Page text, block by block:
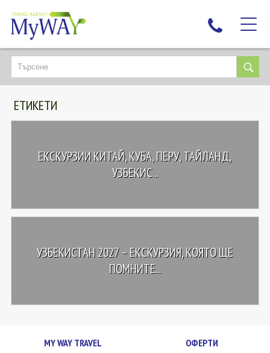
НАЙ-ТЪРСЕНИ
ДЕСТИНАЦИИ
ЕКЗОТИЧНИ ПОЧИВКИ
ЛЮБОПИТНО
КОНТАКТИ
ЕТИКЕТИ
ЕКСКУРЗИИ КИТАЙ, КУБА, ПЕРУ, ТАЙЛАНД,
УЗБЕКИС...
УЗБЕКИСТАН 2027 – ЕКСКУРЗИЯ, КОЯТО ЩЕ
ПОМНИТЕ...
MY WAY TRAVEL ОФЕРТИ